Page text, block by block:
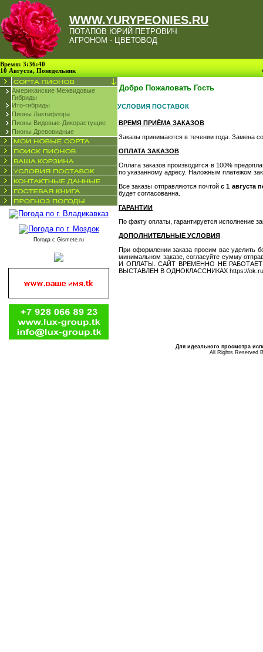
WWW.YURYPEONIES.RU
ПОТАПОВ ЮРИЙ ПЕТРОВИЧ
АГРОНОМ - ЦВЕТОВОД
Время: 3:36:40
10 Августа, Понедельник
Американские Межвидовые
Гибриды
Ито-гибриды
Пионы Лактифлора
Пионы Видовые-Дикорастущие
Пионы Древовидные
Погода с Gismete.ru
Добро Пожаловать Гость
УСЛОВИЯ ПОСТАВОК
ВРЕМЯ ПРИЁМА ЗАКАЗОВ
Заказы принимаются в течении года. Замена
ОПЛАТА ЗАКАЗОВ
Оплата заказов производится в 100%
по указанному адресу. Наложным платежом
Все заказы отправляются почтойс 1 августа
будет согласованна.
ГАРАНТИИ
По факту оплаты, гарантируется исполнение
ДОПОЛНИТЕЛЬНЫЕ УСЛОВИЯ
При оформлении заказа просим вас уделить
минимальном заказе, согласуйте сумму
И ОПЛАТЫ. САЙТ ВРЕМЕННО НЕ
ВЫСТАВЛЕН В ОДНОКЛАССНИКАХ https://ok.ru/
Для идеального просмотра
All Rights Reserved